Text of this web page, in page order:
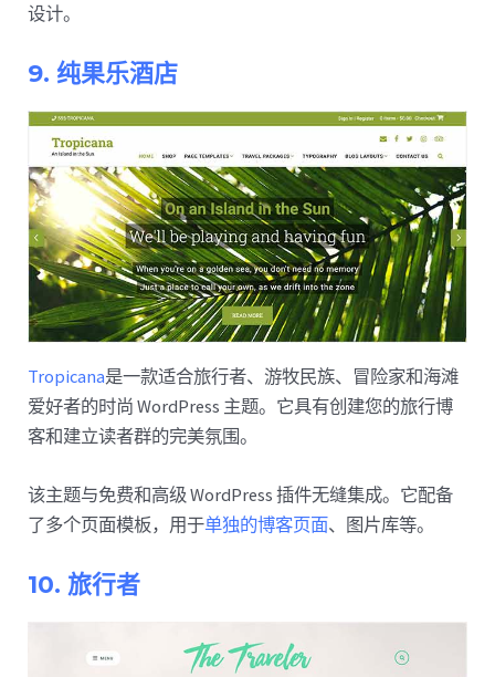
设计。
9. 纯果乐酒店
Tropicana是一款适合旅行者、游牧民族、冒险家和海滩
爱好者的时尚 WordPress 主题。它具有创建您的旅行博
客和建立读者群的完美氛围。
该主题与免费和高级 WordPress 插件无缝集成。它配备
了多个页面模板，用于单独的博客页面、图片库等。
10. 旅行者